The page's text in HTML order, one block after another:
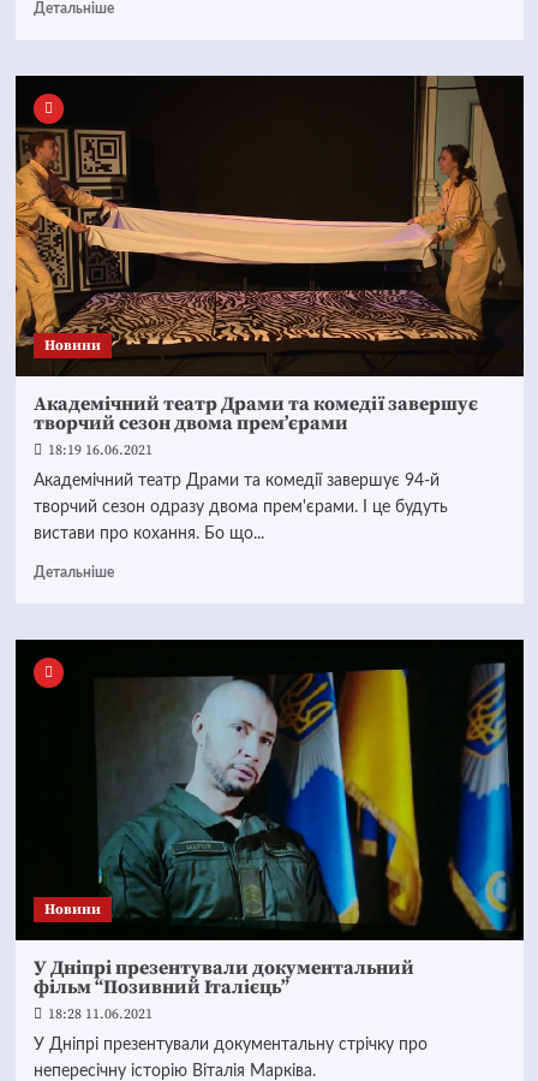
Детальніше
Новини
Академічний театр Драми та комедії завершує
творчий сезон двома прем’єрами
18:19 16.06.2021
Академічний театр Драми та комедії завершує 94-й
творчий сезон одразу двома прем'єрами. І це будуть
вистави про кохання. Бо що...
Детальніше
Новини
У Дніпрі презентували документальний
фільм “Позивний Італієць”
18:28 11.06.2021
У Дніпрі презентували документальну стрічку про
непересічну історію Віталія Марківа.